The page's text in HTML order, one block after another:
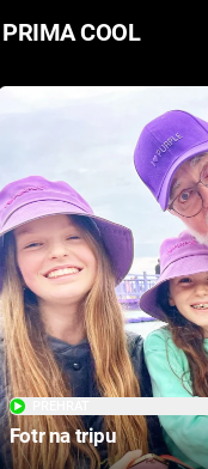
COOL
Fotr na tripu